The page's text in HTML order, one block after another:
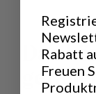
as kö
efalle
Rabatt
Freuen